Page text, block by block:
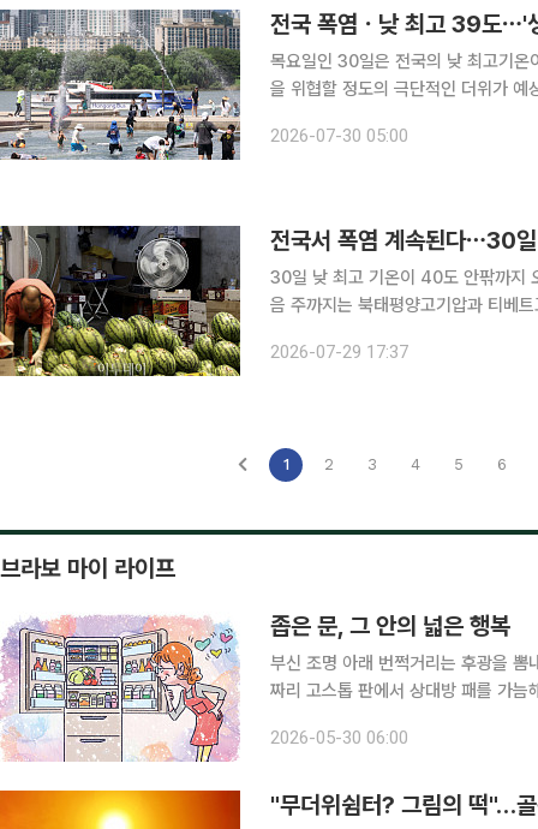
전국 폭염ㆍ낮 최고 39도⋯'
목요일인 30일은 전국의 낮 최고기
을 위협할 정도의 극단적인 더위가 예상
고기압의 영향으로 강한 햇볕이 이어
2026-07-30 05:00
전국서 폭염 계속된다⋯30
30일 낮 최고 기온이 40도 안팎까지 오르는 지역이
음 주까지는 북태평양고기압과 티베
2026-07-29 17:37
1 2 3 4 5 6
브라보 마이 라이프
좁은 문, 그 안의 넓은 행복
부신 조명 아래 번쩍거리는 후광을
짜리 고스톱 판에서 상대방 패를 가
는지도 모를 신제품이 한가득. 유독
2026-05-30 06:00
"무더위쉼터? 그림의 떡"…